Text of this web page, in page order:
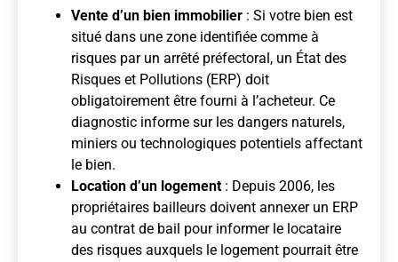
Vente d’un bien immobilier : Si votre bien est
situé dans une zone identifiée comme à
risques par un arrêté préfectoral, un État des
Risques et Pollutions (ERP) doit
obligatoirement être fourni à l’acheteur. Ce
diagnostic informe sur les dangers naturels,
miniers ou technologiques potentiels affectant
le bien.
Location d’un logement : Depuis 2006, les
propriétaires bailleurs doivent annexer un ERP
au contrat de bail pour informer le locataire
des risques auxquels le logement pourrait être